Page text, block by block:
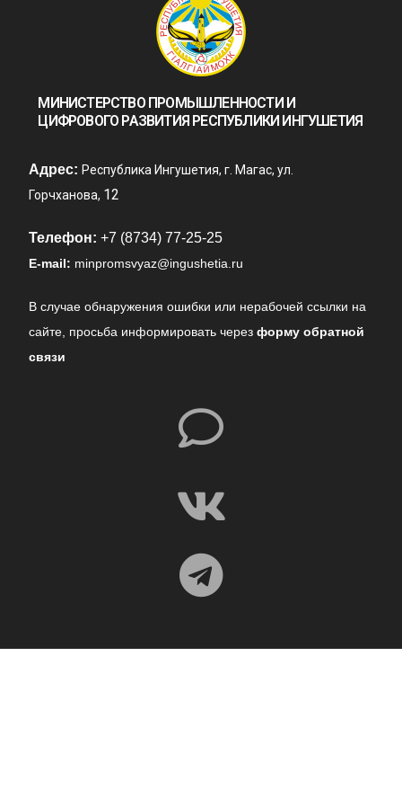
МИНИСТЕРСТВО ПРОМЫШЛЕННОСТИ И
ЦИФРОВОГО РАЗВИТИЯ РЕСПУБЛИКИ ИНГУШЕТИЯ
Адрес: Республика Ингушетия, г. Магас, ул.
Горчханова, 12
Телефон: +7 (8734) 77-25-25
E-mail: minpromsvyaz@ingushetia.ru
В случае обнаружения ошибки или нерабочей ссылки на
сайте, просьба информировать черезформу обратной
связи